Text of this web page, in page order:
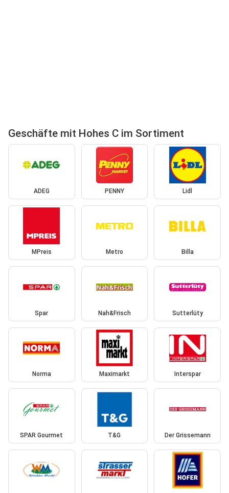
Geschäfte mit Hohes C im Sortiment
ADEG PENNY Lidl
MPreis Metro Billa
Spar Nah&Frisch Sutterlüty
Norma Maximarkt Interspar
SPAR Gourmet T&G Der Grissemann